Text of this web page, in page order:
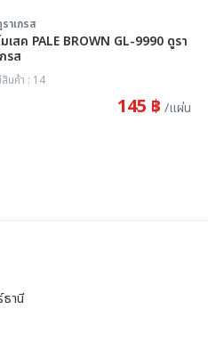
าเกรส
เสค PALE BROWN GL-9990 ดูรา
รส
นค้า : 14
145 ฿ /แผ่น
ธานี